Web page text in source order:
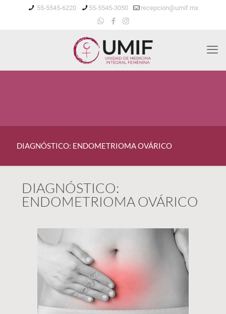
55-5545-6220 55-5545-3050 recepcion@umif.mx
DIAGNÓSTICO: ENDOMETRIOMA OVÁRICO
DIAGNÓSTICO:
ENDOMETRIOMA OVÁRICO